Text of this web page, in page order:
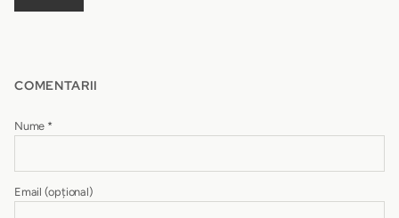
COMENTARII
Nume *
Email (opțional)